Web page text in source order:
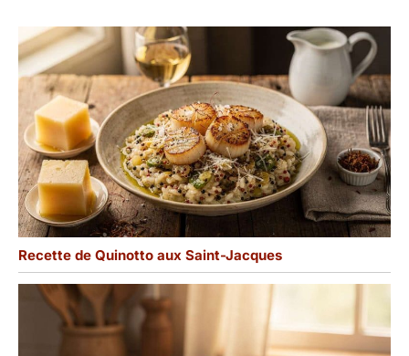
Recette de Quinotto aux Saint-Jacques